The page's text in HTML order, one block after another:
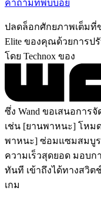
คำถามที่พบบ่อย
ปลดล็อกศักยภาพเต็มที่ข
Elite ของคุณด้วยการป
โดย Technox ของ
ซึ่ง Wand ขอเสนอการ
เช่น [ยานพาหนะ] โหม
พาหนะ] ซ่อมแซมสมบู
ความเร็วสุดยอด มอบ
ทันที เข้าถึงได้ทางสวิต
เกม